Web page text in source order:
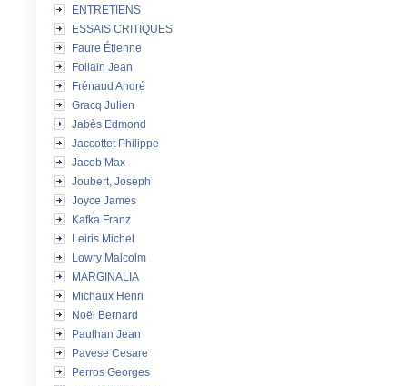
ENTRETIENS
ESSAIS CRITIQUES
Faure Étienne
Follain Jean
Frénaud André
Gracq Julien
Jabès Edmond
Jaccottet Philippe
Jacob Max
Joubert, Joseph
Joyce James
Kafka Franz
Leiris Michel
Lowry Malcolm
MARGINALIA
Michaux Henri
Noël Bernard
Paulhan Jean
Pavese Cesare
Perros Georges